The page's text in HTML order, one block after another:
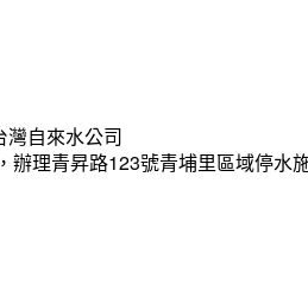
灣自來水公司
辦理青昇路123號青埔里區域停水